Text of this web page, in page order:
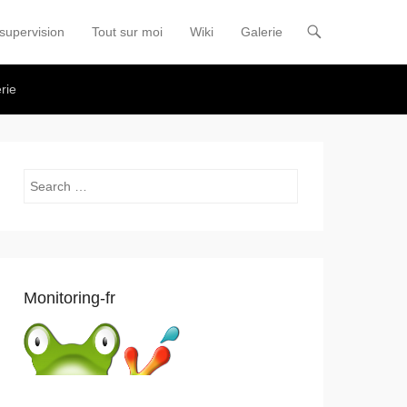
supervision Tout sur moi Wiki Galerie
Search
Monitoring-fr